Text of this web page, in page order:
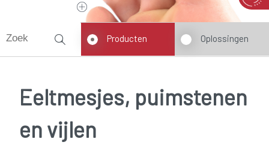
Producten Oplossingen
Eeltmesjes, puimstenen
en vijlen